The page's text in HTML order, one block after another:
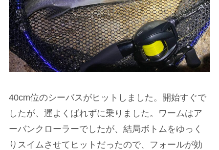
40cm位のシーバスがヒットしました。開始すぐで
したが、運よくばれずに乗りました。ワームはア
ーバンクローラーでしたが、結局ボトムをゆっく
りスイムさせてヒットだったので、フォールが効